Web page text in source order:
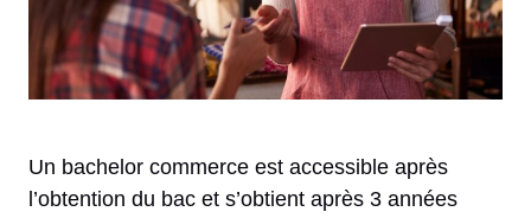
Un bachelor commerce est accessible après
l’obtention du bac et s’obtient après 3 années